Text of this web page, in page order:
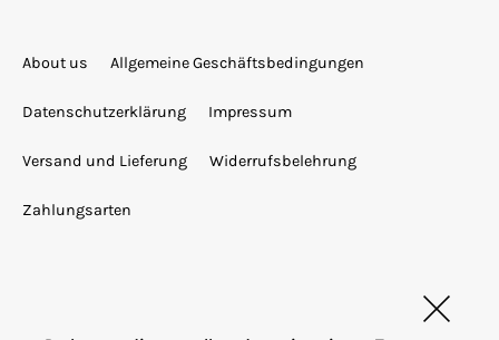
About us Allgemeine Geschäftsbedingungen
Datenschutzerklärung Impressum
Versand und Lieferung Widerrufsbelehrung
Zahlungsarten